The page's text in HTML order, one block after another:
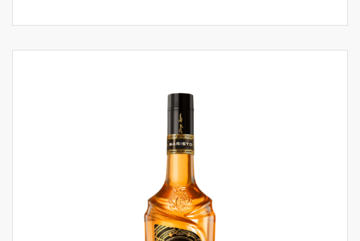
combineert de unieke smaak van Licor 43
Original met chocolade van 100% duurzaam
chocolade in combinatie met de zachte
smaak van Licor 43 Original geven Licor 43
Chocolate een harmonieuse, elegante en
rijke smaak. Heerlijk om puur te drinken of
om mee te vari?ren, bijvoorbeeld in een
verrassende cocktail.